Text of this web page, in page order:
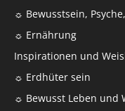
☼ Bewusstsein,
☼ Ernährung
Inspirationen und
☼ Erdhüter sein
☼ Bewusst Leben und